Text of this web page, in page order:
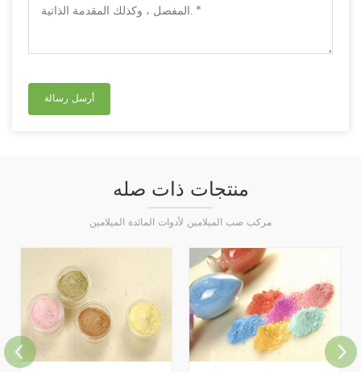
منتجات ذات صله
مركب صب الميلامين لأدوات المائدة الميلامين